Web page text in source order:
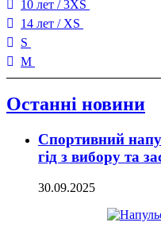
10 лет / 3XS
14 лет / XS
S
M
Останні новини
Спортивний
гід з вибору та
30.09.2025